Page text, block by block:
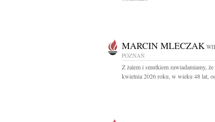
MARCIN MLECZAK
POZNAŃ
Z żalem i smutkiem zawiadamiamy,
kwietnia 2026 roku, w wieku 48 lat,